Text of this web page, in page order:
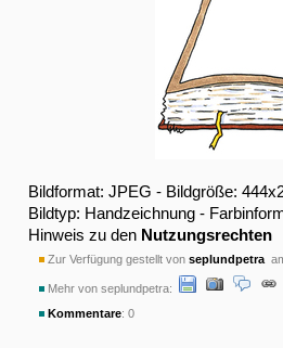
Bildformat: JPEG - Bildgröße:
Bildtyp: Handzeichnung -
Hinweis zu den Nutzungsrechten
Zur Verfügung gestellt von seplundpetra
Mehr von seplundpetra:
Kommentare: 0